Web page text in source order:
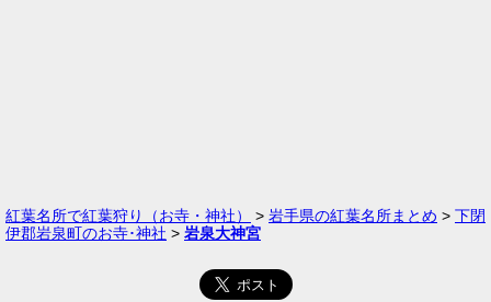
紅葉名所で紅葉狩り（お寺・神社） > 岩手県の紅葉名所まとめ > 下閉
伊郡岩泉町のお寺･神社 > 岩泉大神宮